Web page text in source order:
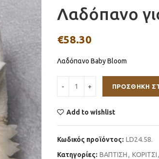
Λαδόπανο
€58.30
Λαδόπανο Baby Bloom
ΠΡΟΣΘΉΚΗ
Add to wishlist
Κωδικός προϊόντος: LD24.58.
Κατηγορίες: ΒΑΠΤΙΣΗ, ΚΟΡΙΤΣΙ,